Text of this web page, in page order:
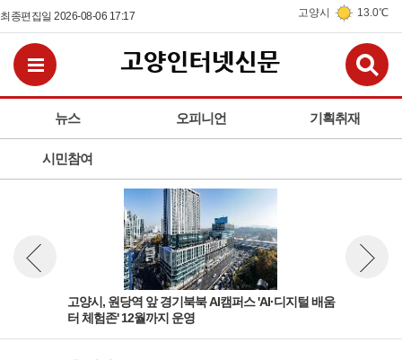
최종편집일 2026-08-06 17:17 고양시 13.0℃
뉴스 오피니언 기획취재
시민참여
전체메뉴보기
고양시, 원당역 앞 경기북북 AI캠퍼스 'AI·디지털 배움
터 체험존' 12월까지 운영
뉴스 이전보기